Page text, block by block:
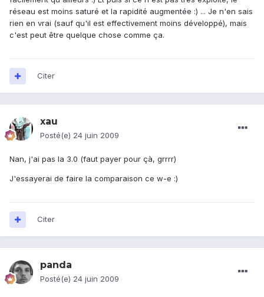
réseau est moins saturé et la rapidité augmentée :) ... Je n'en sais
rien en vrai (sauf qu'il est effectivement moins développé), mais
c'est peut être quelque chose comme ça.
Citer
xau
Posté(e) 24 juin 2009
Nan, j'ai pas la 3.0 (faut payer pour çà, grrrr)
J'essayerai de faire la comparaison ce w-e :)
Citer
panda
Posté(e) 24 juin 2009